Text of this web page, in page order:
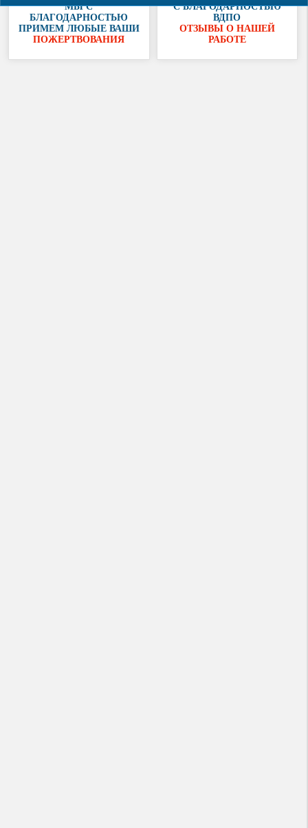
МЫ С
БЛАГОДАРНОСТЬЮ
ПРИМЕМ ЛЮБЫЕ ВАШИ
ПОЖЕРТВОВАНИЯ
С БЛАГОДАРНОСТЬЮ
ВДПО
ОТЗЫВЫ О НАШЕЙ
РАБОТЕ